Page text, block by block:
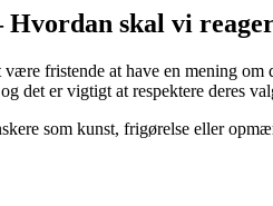
Hvordan skal vi
fristende at have en mening
det er vigtigt at respektere deres
som kunst, frigørelse eller